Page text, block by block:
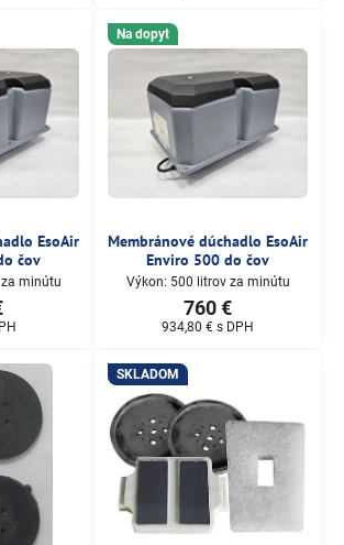
EsoAir
čov
minútu
Na dopyt
Membránové dúchadlo EsoAir
Enviro 500 do čov
Výkon: 500 litrov za minútu
760 €
934,80 € s DPH
SKLADOM